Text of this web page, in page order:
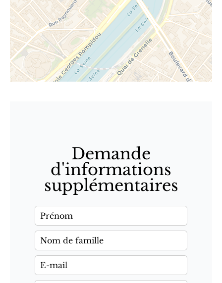
Demande
d'informations
supplémentaires